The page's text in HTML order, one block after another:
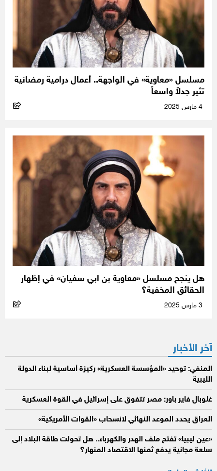
مسلسل «معاوية» في الواجهة.. أعمال درامية رمضانية
تثير جدلاً واسعاً
هل ينجح مسلسل «معاوية بن ابي سفيان» في إظهار
الحقائق المخفية؟
آخر الأخبار
المنفي: توحيد «المؤسسة العسكرية» ركيزة أساسية لبناء الدولة
الليبية
غلوبال فاير باور: مصر تتفوق على إسرائيل في القوة العسكرية
العراق يحدد الموعد النهائي لانسحاب «القوات الأمريكية»
«عين ليبيا» تفتح ملف الهدر والكهرباء.. هل تحولت طاقة البلاد إلى
سلعة مجانية يدفع ثمنها الاقتصاد المنهار؟